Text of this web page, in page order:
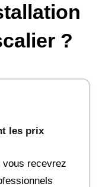
?
les prix
vous recevrez